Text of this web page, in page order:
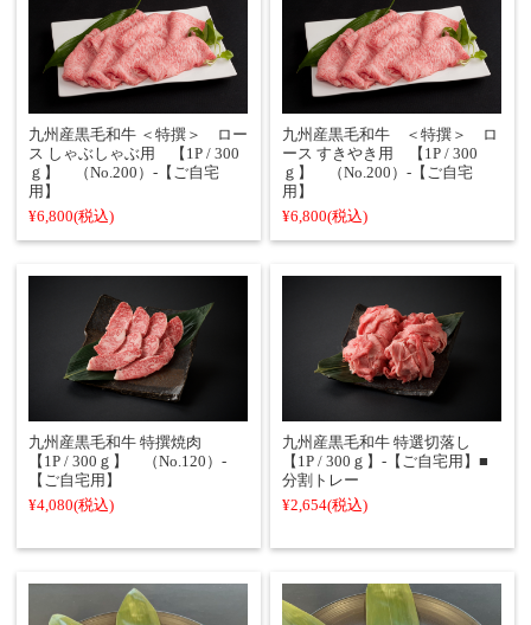
九州産黒毛和牛 ＜特撰＞ ロー
ス しゃぶしゃぶ用 【1P / 300
ｇ】 （No.200）‐【ご自宅
用】
¥6,800(税込)
九州産黒毛和牛 ＜特撰＞ ロ
ース すきやき用 【1P / 300
ｇ】 （No.200）‐【ご自宅
用】
¥6,800(税込)
九州産黒毛和牛 特撰焼肉
【1P / 300ｇ】 （No.120）‐
【ご自宅用】
¥4,080(税込)
九州産黒毛和牛 特選切落し
【1P / 300ｇ】‐【ご自宅用】■
分割トレー
¥2,654(税込)